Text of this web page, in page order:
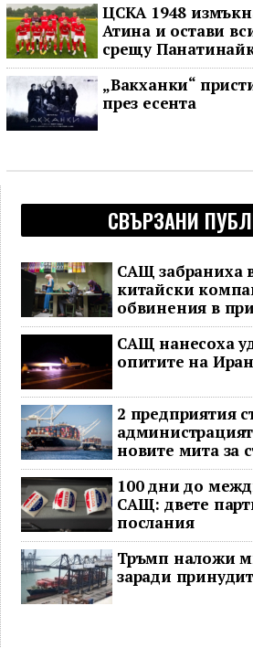
ЦСКА 1948
Атина и остави
срещу
„Вакханки“
през есента
СВЪРЗАНИ
САЩ забраниха
китайски
обвинения в
САЩ нанесоха
опитите на
2 предприятия
новите мита за
принудителен
100 дни до
САЩ: двете
послания
Тръмп наложи
заради